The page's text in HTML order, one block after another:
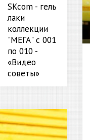
SKcom - гель
лаки
коллекции
"МЕГА" с 001
по 010 -
«Видео
советы»